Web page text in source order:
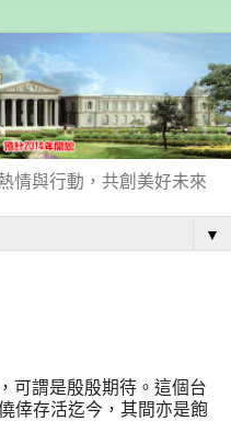
情與行動，共創美好未來
▼
可謂是殷殷期待。這個台
倖存活迄今，其間亦是飽